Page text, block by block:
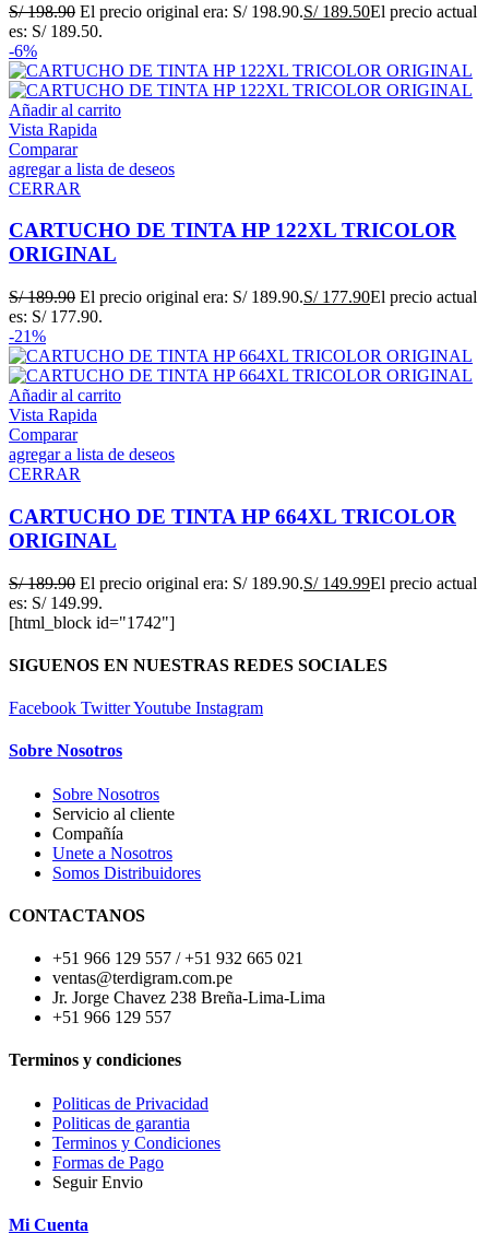
S/198.90 El precio original era: S/ 198.90.S/189.50El precio actual
es: S/ 189.50.
-6%
Añadir al carrito
Vista Rapida
Comparar
agregar a lista de deseos
CERRAR
CARTUCHO DE TINTA HP 122XL TRICOLOR
ORIGINAL
S/189.90 El precio original era: S/ 189.90.S/177.90El precio actual
es: S/ 177.90.
-21%
Añadir al carrito
Vista Rapida
Comparar
agregar a lista de deseos
CERRAR
CARTUCHO DE TINTA HP 664XL TRICOLOR
ORIGINAL
S/189.90 El precio original era: S/ 189.90.S/149.99El precio actual
es: S/ 149.99.
[html_block id="1742"]
SIGUENOS EN NUESTRAS REDES SOCIALES
Facebook TwitterYoutube Instagram
Sobre Nosotros
Sobre Nosotros
Servicio al cliente
Compañía
Unete a Nosotros
Somos Distribuidores
CONTACTANOS
+51 966 129 557 / +51 932 665 021
ventas@terdigram.com.pe
Jr. Jorge Chavez 238 Breña-Lima-Lima
+51 966 129 557
Terminos y condiciones
Politicas de Privacidad
Politicas de garantia
Terminos y Condiciones
Formas de Pago
Seguir Envio
Mi Cuenta